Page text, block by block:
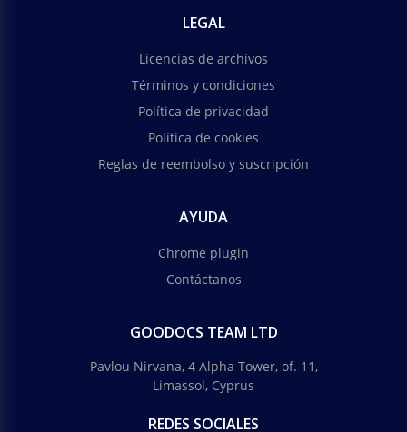
LEGAL
Licencias de archivos
Términos y condiciones
Política de privacidad
Política de cookies
Reglas de reembolso y suscripción
AYUDA
Chrome plugin
Contáctanos
GOODOCS TEAM LTD
Pavlou Nirvana, 4 Alpha Tower, of. 11,
Limassol, Cyprus
REDES SOCIALES